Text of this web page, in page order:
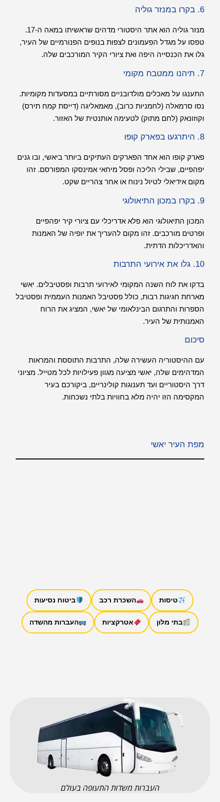
6. בקרו במנזר גוליה
מנזר גוליה הוא אתר היסטורי מדהים שראשיתו במאה ה-17.
טפסו על מגדל הפעמונים לצפות בנופים הפנורמיים של העיר,
גלו את הכנסייה היפה ואת ציורי הקיר המורכבים שלה.
7. תיהנו ממטבח מקומי
התענגו על מאכלים מולדובניים מסורתיים במסעדות מקומיות.
נסו סרמאלה (לחמניות כרוב), מאמאליגה (דייסת קמח תירס)
וקוזונאק (לחם מתוק) לטעימה אותנטית של האזור.
8. היתרגעו בפארק קופו
פארק קופו הוא אחד הפארקים העתיקים ביותר ביאשי, ובו גנים
יפהפיים, שבילי הליכה ופסל מיחאי אמינסקו המפורסם. זהו
מקום אידיאלי לטיול נינוח או אחר צהריים שקט.
9. בקרו במכון התיאולוגי
המכון התיאולוגי הוא פלא אדריכלי עם ציורי קיר יפהפיים
ופרטים מורכבים. זהו מקום להעריך את יופיה של האמנות
והאדריכלות הדתית.
10. גלו את אירועי התרבות
בדקו את לוח השנה המקומי לאירועי תרבות ופסטיבלים. יאשי
מארחת חגיגות רבות, כולל פסטיבל האמנות העממית ופסטיבל
הספרות והתרגום הבינלאומי של יאשי, המציג את הרוח
האמנותית של העיר.
סיכום
עם ההיסטוריה העשירה שלה, התרבות התוססת והמראות
המדהימים שלה, יאשי מציעה מגוון פעילויות לכל מטייל. מציוני
דרך היסטוריים ועד תענוגות קולינריים, ביקורכם בעיר
המקסימה הזו יהיה מלא בחוויות בלתי נשכחות.
מפת העיר יאשי
טיסות השכרת רכב ביטוח נסיעות
בתי מלון אטרקציות העברות מהשדה
העברות משדות התעופה בעולם